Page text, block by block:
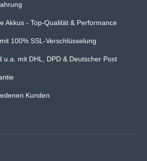
Akkus - Top-Qualität & Performance
100% SSL-Verschlüsselung
u.a. mit DHL, DPD & Deutscher Post
Kunden